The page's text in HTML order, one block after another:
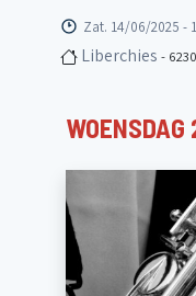
Zat. 14/06/2025 -
Liberchies - 6230